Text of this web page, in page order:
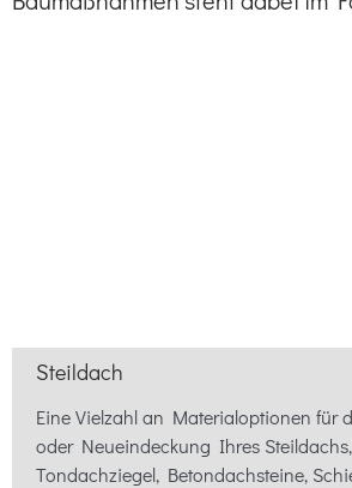
Steildach
Eine Vielzahl an Materialoptionen für
oder Neueindeckung Ihres
Tondachziegel, Betondachsteine,